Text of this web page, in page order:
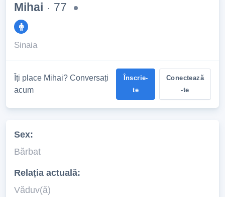
Mihai · 77
Sinaia
Îți place Mihai? Conversați
acum
Înscrie-
te
Conectează
-te
Sex:
Bărbat
Relația actuală:
Văduv(ă)